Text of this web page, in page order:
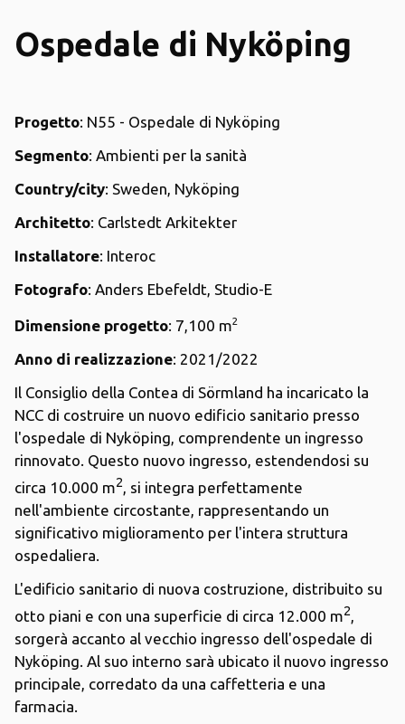
Ospedale di Nyköping
Progetto: N55 - Ospedale di Nyköping
Segmento: Ambienti per la sanità
Country/city: Sweden, Nyköping
Architetto: Carlstedt Arkitekter
Installatore: Interoc
Fotografo: Anders Ebefeldt, Studio-E
Dimensione progetto: 7,100 m2
Anno di realizzazione: 2021/2022
Il Consiglio della Contea di Sörmland ha incaricato la
NCC di costruire un nuovo edificio sanitario presso
l'ospedale di Nyköping, comprendente un ingresso
rinnovato. Questo nuovo ingresso, estendendosi su
circa 10.000 m2, si integra perfettamente
nell'ambiente circostante, rappresentando un
significativo miglioramento per l'intera struttura
ospedaliera.
L'edificio sanitario di nuova costruzione, distribuito su
otto piani e con una superficie di circa 12.000 m2
sorgerà accanto al vecchio ingresso dell'ospedale di
Nyköping. Al suo interno sarà ubicato il nuovo ingresso
principale, corredato da una caffetteria e una
farmacia.